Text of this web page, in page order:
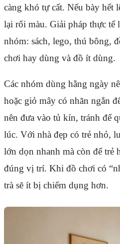
càng khó tự cất. Nếu bày hết
lại rối màu. Giải pháp thực tế
nhóm: sách, lego, thú bông,
chơi hay dùng và đồ ít dùng.
Các nhóm dùng hằng ngày
hoặc giỏ mây có nhãn ngắn
nên đưa vào tủ kín, tránh để
lúc. Với nhà đẹp có trẻ nhỏ,
lớn dọn nhanh mà còn để trẻ
đúng vị trí. Khi đồ chơi có
trà sẽ ít bị chiếm dụng hơn.